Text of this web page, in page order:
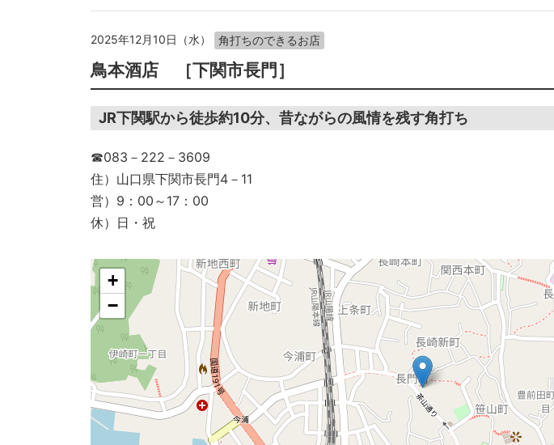
2025年12月10日（水） 角打ちのできるお店
鳥本酒店 ［下関市長門］
JR下関駅から徒歩約10分、昔ながらの風情を残す角打ち
☎083－222－3609
住）山口県下関市長門4－11
営）9：00～17：00
休）日・祝
+
−